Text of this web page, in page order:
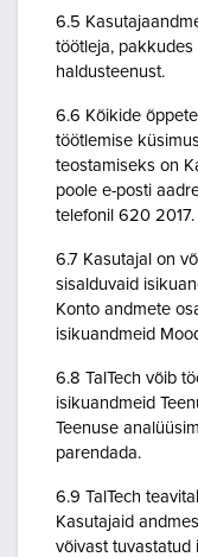
6.5
töötleja, pakkudes
haldusteenust.
6.6 Kõikide
töötlemise
teostamiseks on
poole e-posti
telefonil 620 2017.
6.7 Kasutajal on
sisalduvaid
Konto andmete
isikuandmeid
6.8 TalTech võib
isikuandmeid
Teenuse
parendada.
6.9 TalTech
Kasutajaid
võivast tuvastatud